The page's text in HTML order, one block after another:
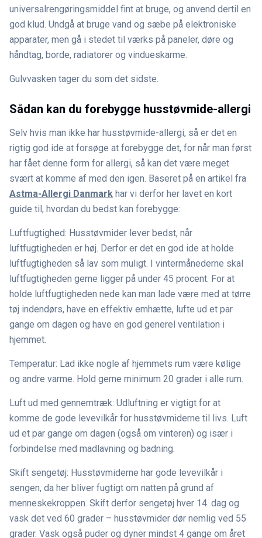
universalrengøringsmiddel fint at bruge, og anvend dertil en
god klud. Undgå at bruge vand og sæbe på elektroniske
apparater, men gå i stedet til værks på paneler, døre og
håndtag, borde, radiatorer og vindueskarme.
Gulvvasken tager du som det sidste.
Sådan kan du forebygge husstøvmide-allergi
Selv hvis man ikke har husstøvmide-allergi, så er det en
rigtig god ide at forsøge at forebygge det, for når man først
har fået denne form for allergi, så kan det være meget
svært at komme af med den igen. Baseret på en artikel fra
Astma-Allergi Danmark har vi derfor her lavet en kort
guide til, hvordan du bedst kan forebygge:
Luftfugtighed: Husstøvmider lever bedst, når
luftfugtigheden er høj. Derfor er det en god ide at holde
luftfugtigheden så lav som muligt. I vintermånederne skal
luftfugtigheden gerne ligger på under 45 procent. For at
holde luftfugtigheden nede kan man lade være med at tørre
tøj indendørs, have en effektiv emhætte, lufte ud et par
gange om dagen og have en god generel ventilation i
hjemmet.
Temperatur: Lad ikke nogle af hjemmets rum være kølige
og andre varme. Hold gerne minimum 20 grader i alle rum.
Luft ud med gennemtræk: Udluftning er vigtigt for at
komme de gode levevilkår for husstøvmiderne til livs. Luft
ud et par gange om dagen (også om vinteren) og især i
forbindelse med madlavning og badning.
Skift sengetøj: Husstøvmiderne har gode levevilkår i
sengen, da her bliver fugtigt om natten på grund af
menneskekroppen. Skift derfor sengetøj hver 14. dag og
vask det ved 60 grader – husstøvmider dør nemlig ved 55
grader. Vask også puder og dyner mindst 4 gange om året